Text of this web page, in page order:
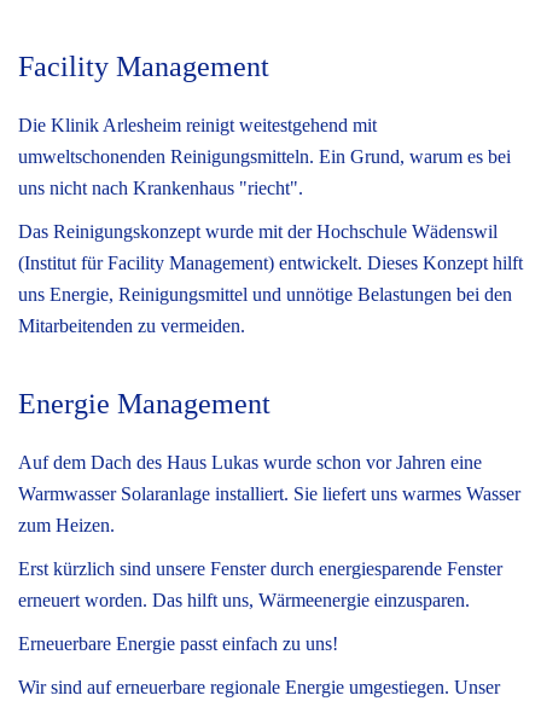
Facility Management
Die Klinik Arlesheim reinigt weitestgehend mit
umweltschonenden Reinigungsmitteln. Ein Grund, warum es bei
uns nicht nach Krankenhaus "riecht".
Das Reinigungskonzept wurde mit der Hochschule Wädenswil
(Institut für Facility Management) entwickelt. Dieses Konzept hilft
uns Energie, Reinigungsmittel und unnötige Belastungen bei den
Mitarbeitenden zu vermeiden.
Energie Management
Auf dem Dach des Haus Lukas wurde schon vor Jahren eine
Warmwasser Solaranlage installiert. Sie liefert uns warmes Wasser
zum Heizen.
Erst kürzlich sind unsere Fenster durch energiesparende Fenster
erneuert worden. Das hilft uns, Wärmeenergie einzusparen.
Erneuerbare Energie passt einfach zu uns!
Wir sind auf erneuerbare regionale Energie umgestiegen. Unser